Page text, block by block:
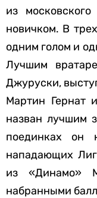
из
новичком. В
одним голом и
Лучшим
Джуруски,
Мартин Гернат
назван лучшим
поединках он
нападающих
из «Динамо»
набранными